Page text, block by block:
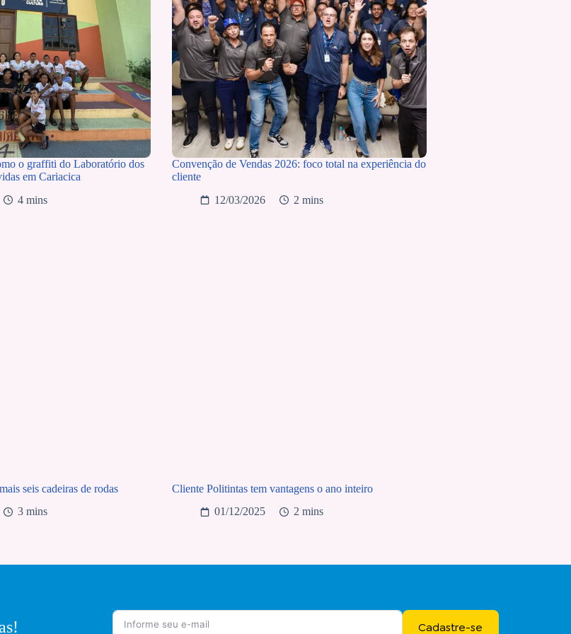
o graffiti do Laboratório dos
em Cariacica
4 mins
Convenção de Vendas 2026: foco total na experiência do
cliente
12/03/2026
2 mins
seis cadeiras de rodas
3 mins
Cliente Politintas tem vantagens o ano inteiro
01/12/2025
2 mins
Cadastre-se